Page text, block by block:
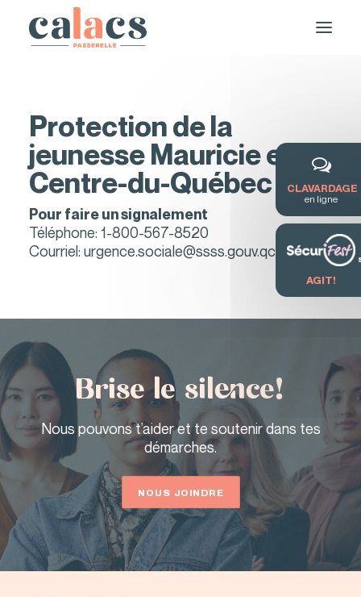
DEMANDE DE SERVICE / FORMATION
QUITTER LE SITE
Protection de la
jeunesse Mauricie et
Centre-du-Québec
Pour faire un signalement
Téléphone: 1-800-567-8520
Courriel: urgence.sociale@ssss.gouv.qc.ca
Brise le silence!
Nous pouvons t’aider et te soutenir dans tes
démarches.
NOUS JOINDRE
CLAVARDAGE
en ligne
AGIT!